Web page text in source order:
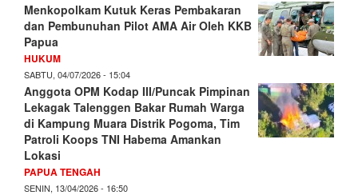
Menkopolkam Kutuk Keras Pembakaran
dan Pembunuhan Pilot AMA Air Oleh KKB
Papua
HUKUM
SABTU, 04/07/2026 - 15:04
Anggota OPM Kodap III/Puncak Pimpinan
Lekagak Talenggen Bakar Rumah Warga
di Kampung Muara Distrik Pogoma, Tim
Patroli Koops TNI Habema Amankan
Lokasi
PAPUA TENGAH
SENIN, 13/04/2026 - 16:50